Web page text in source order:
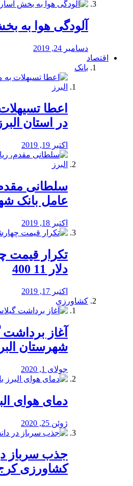
آلودگی هوا به
دسامبر 24, 2019
اقتصاد
بانک
️اعطا
در استان البرز
اکتبر 19, 2019
سلطانی
عامل بانک
اکتبر 18, 2019
تکرار قیمت
دلار 11 400
اکتبر 17, 2019
کشاورزی
آغاز برداشت
شهرستان
جولای 1, 2020
دمای هوای
ژوئن 25, 2020
جذب سرباز
کشاورزی